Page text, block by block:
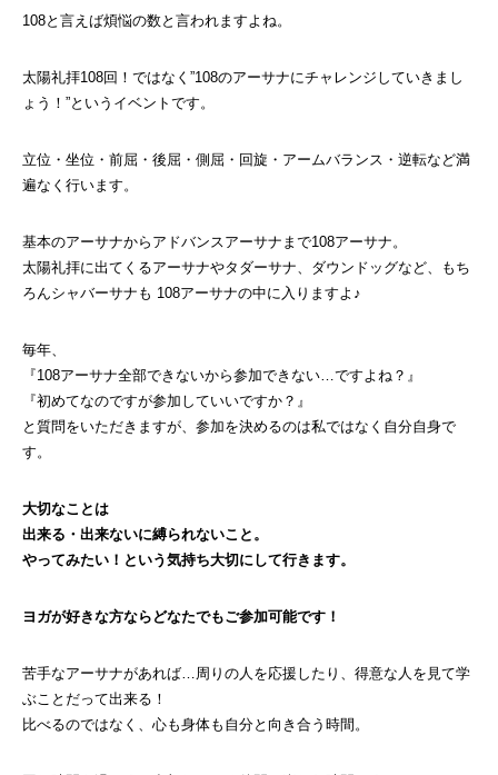
108と言えば煩悩の数と言われますよね。
太陽礼拝108回！ではなく”108のアーサナにチャレンジしていきまし
ょう！”というイベントです。
立位・坐位・前屈・後屈・側屈・回旋・アームバランス・逆転など満
遍なく行います。
基本のアーサナからアドバンスアーサナまで108アーサナ。
太陽礼拝に出てくるアーサナやタダーサナ、ダウンドッグなど、もち
ろんシャバーサナも 108アーサナの中に入りますよ♪
毎年、
『108アーサナ全部できないから参加できない…ですよね？』
『初めてなのですが参加していいですか？』
と質問をいただきますが、参加を決めるのは私ではなく自分自身で
す。
大切なことは
出来る・出来ないに縛られないこと。
やってみたい！という気持ち大切にして行きます。
ヨガが好きな方ならどなたでもご参加可能です！
苦手なアーサナがあれば…周りの人を応援したり、得意な人を見て学
ぶことだって出来る！
比べるのではなく、心も身体も自分と向き合う時間。